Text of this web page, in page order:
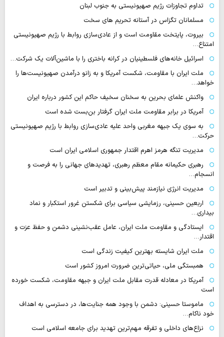
تداوم تجاوزات رژیم صهیونیستی به جنوب لبنان
مسلمانان تگزاس در آستانه تحریم های سخت
بیروت، پایتخت مقاومت است و از عادی‌سازی روابط با رژیم صهیونیستی
امتناع…
اسرائیل خانه‌های فلسطینیان در کرانه باختری را با ماشین‌آلات یک شرکت…
ملت ایران با مقاومت، شکست آمریکا و به زانو درآمدن صهیونیست‌ها را
خواهد…
واکنش علمای بحرین به سخنان سخیف حاکم این کشور درباره ایران
آمریکا در برابر مقاومت ملت ایران گرفتار بن‌بست شده است
به سوی یک جبهه مغربی واحد علیه عادی‌سازی روابط با رژیم صهیونیستی
حرکت…
مدیریت تنگه هرمز اهرم اقتدار جمهوری اسلامی ایران است
رهبری حکیمانه مقام معظم رهبری، تهدیدهای جهانی را به فرصت و
انسجام…
مدیریت انرژی نیازمند پیش‌بینی و تدبیر است
اربعین حسینی، رزمایشی سیاسی برای شکستن غرور استکبار و نماد
بیداری…
ایستادگی و مقاومت ملت ایران، عامل عقب‌نشینی دشمن و حفظ عزت و
اقتدار…
ملت ایران شایسته بهترین کیفیت زندگی است
همبستگی ملی، حیاتی‌ترین ضرورت امروز کشور است
آمریکا در معادله قدرت مقابل ملت ایران و جبهه مقاومت، شکست خورده
است
ماموستا حسینی: دشمن با وجود همه جنایت‌ها، در دسترسی به اهداف
خود ناکام…
نزاع‌های داخلی و تفرقه مهم‌ترین تهدید برای جامعه اسلامی است